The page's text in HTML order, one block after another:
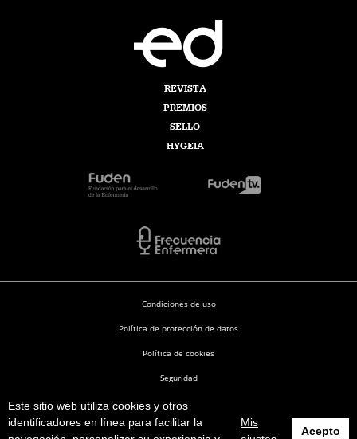
Este sitio web utiliza cookies y otros
identificadores en línea para facilitar la
Mis
Acepto
REVISTA
PREMIOS
SELLO
HYGEIA
Enfermería en Desarrollo © 2026
Condiciones de uso
Política de protección de datos
Política de cookies
Seguridad